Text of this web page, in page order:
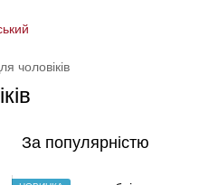
чоловіків
За популярністю